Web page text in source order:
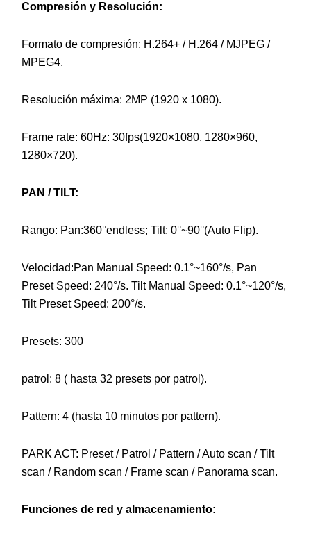
Compresión y Resolución:
Formato de compresión: H.264+ / H.264 / MJPEG /
MPEG4.
Resolución máxima: 2MP (1920 x 1080).
Frame rate: 60Hz: 30fps(1920×1080, 1280×960,
1280×720).
PAN / TILT:
Rango: Pan:360°endless; Tilt: 0°~90°(Auto Flip).
Velocidad:Pan Manual Speed: 0.1°~160°/s, Pan
Preset Speed: 240°/s. Tilt Manual Speed: 0.1°~120°/s,
Tilt Preset Speed: 200°/s.
Presets: 300
patrol: 8 ( hasta 32 presets por patrol).
Pattern: 4 (hasta 10 minutos por pattern).
PARK ACT: Preset / Patrol / Pattern / Auto scan / Tilt
scan / Random scan / Frame scan / Panorama scan.
Funciones de red y almacenamiento: